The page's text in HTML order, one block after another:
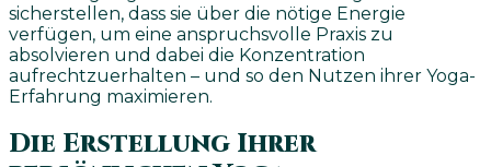
sicherstellen, dass sie über die nötige Energie
verfügen, um eine anspruchsvolle Praxis zu
absolvieren und dabei die Konzentration
aufrechtzuerhalten – und so den Nutzen ihrer Yoga-
Erfahrung maximieren.
Die Erstellung Ihrer